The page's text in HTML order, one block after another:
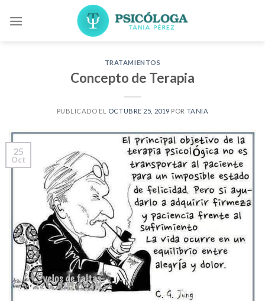
TRATAMIENTOS
Concepto de Terapia
PUBLICADO EL OCTUBRE 25, 2019 POR TANIA
25
Oct